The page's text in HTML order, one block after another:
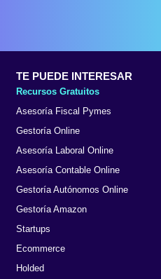
TE PUEDE INTERESAR
Recursos Gratuitos
Asesoría Fiscal Pymes
Gestoría Online
Asesoría Laboral Online
Asesoría Contable Online
Gestoría Autónomos Online
Gestoría Amazon
Startups
Ecommerce
Holded